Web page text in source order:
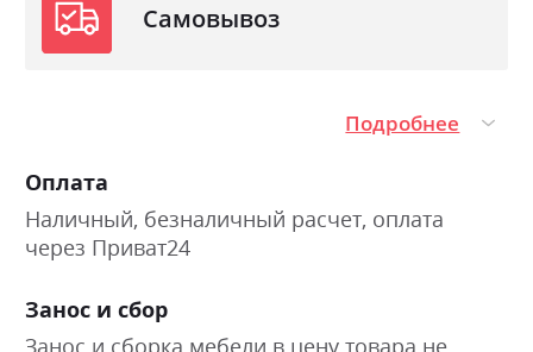
Самовывоз
Подробнее
Оплата
Наличный, безналичный расчет, оплата
через Приват24
Занос и сбор
Занос и сборка мебели в цену товара не